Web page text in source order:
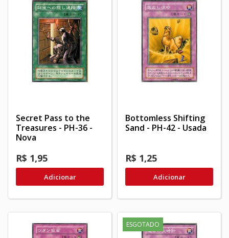
Secret Pass to the
Treasures - PH-36 -
Nova
R$ 1,95
Adicionar
Bottomless Shifting
Sand - PH-42 - Usada
R$ 1,25
Adicionar
ESGOTADO